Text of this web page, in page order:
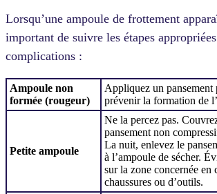
Lorsqu’une ampoule de frottement
important de suivre les étapes
complications :
Ampoule non
formée (rougeur)
Appliquez un pansement
prévenir la formation de
Petite ampoule
Ne la percez pas.
pansement non
La nuit, enlevez le
à l’ampoule de sécher.
sur la zone concernée en
chaussures ou d’outils.